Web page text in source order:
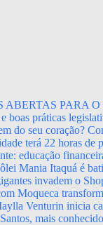
ABERTAS PARA
boas práticas
do seu coração?
terá 22 horas de
educação
Mania Itaquá é
invadem o
Moqueca
Venturin inicia
mais